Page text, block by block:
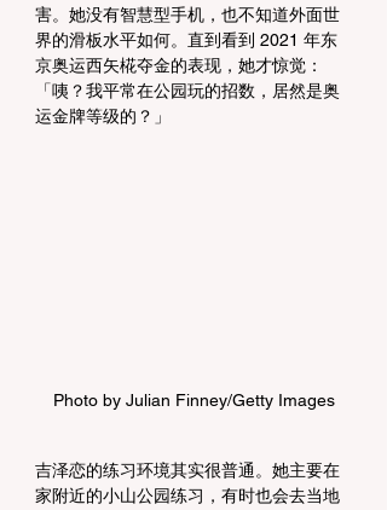
害。她没有智慧型手机，也不知道外面世
界的滑板水平如何。直到看到 2021 年东
京奥运西矢椛夺金的表现，她才惊觉：
「咦？我平常在公园玩的招数，居然是奥
运金牌等级的？」
Photo by Julian Finney/Getty Images
吉泽恋的练习环境其实很普通。她主要在
家附近的小山公园练习，有时也会去当地